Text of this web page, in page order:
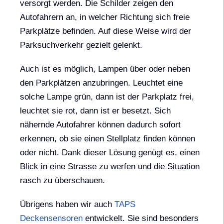
versorgt werden. Die Schilder zeigen den
Autofahrern an, in welcher Richtung sich freie
Parkplätze befinden. Auf diese Weise wird der
Parksuchverkehr gezielt gelenkt.
Auch ist es möglich, Lampen über oder neben
den Parkplätzen anzubringen. Leuchtet eine
solche Lampe grün, dann ist der Parkplatz frei,
leuchtet sie rot, dann ist er besetzt. Sich
nähernde Autofahrer können dadurch sofort
erkennen, ob sie einen Stellplatz finden können
oder nicht. Dank dieser Lösung genügt es, einen
Blick in eine Strasse zu werfen und die Situation
rasch zu überschauen.
Übrigens haben wir auch TAPS
Deckensensorenentwickelt. Sie sind besonders